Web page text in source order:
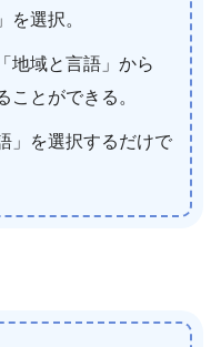
を選択。
地域と言語」から
ことができる。
」を選択するだけで